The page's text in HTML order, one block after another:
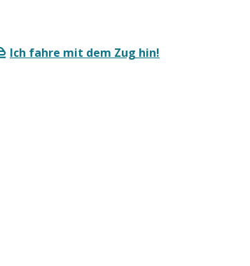
Ich fahre mit dem Zug hin!